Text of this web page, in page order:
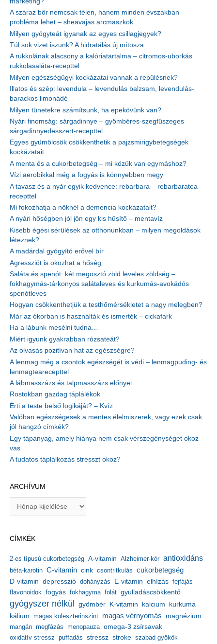
A száraz bőr nemcsak télen, hanem minden évszakban
probléma lehet – sheavajas arcmaszkok
Milyen gyógyteát igyanak az egyes csillagjegyek?
Túl sok vizet iszunk? A hidratálás új mítosza
A rukkolának alacsony a kalóriatartalma – citromos-uborkás
rukkolasaláta-recepttel
Milyen egészségügyi kockázatai vannak a repülésnek?
Illatos és szép: levendula – levendulás balzsam, levendulás-
barackos limonádé
Milyen tünetekre számítsunk, ha epekövünk van?
Nyári finomság: sárgadinnye – gyömbéres-szegfűszeges
sárgadinnyedesszert-recepttel
Egyes gyümölcsök csökkenthetik a pajzsmirigybetegségek
kockázatait
A menta és a cukorbetegség – mi közük van egymáshoz?
Vízi aerobikkal még a fogyás is könnyebben megy
A tavasz és a nyár egyik kedvence: rebarbara – rebarbaratea-
recepttel
Mi fokozhatja a nőknél a demencia kockázatait?
A nyári hőségben jól jön egy kis hűsítő – mentavíz
Kisebb égési sérülések az otthonunkban – milyen megoldások
léteznek?
A madárdal gyógyító erővel bír
Agressziót is okozhat a hőség
Saláta és spenót: két megosztó zöld leveles zöldség –
fokhagymás-tárkonyos salátaleves és kurkumás-avokádós
spenótleves
Hogyan csökkenthetjük a testhőmérsékletet a nagy melegben?
Már az ókorban is használták és ismerték – cickafark
Ha a lábunk mesélni tudna…
Miért igyunk gyakrabban rózsateát?
Az olvasás pozitívan hat az egészségre?
A lenmag még a csontok egészségét is védi – lenmagpuding- és
lenmagtearecepttel
A lábmasszázs és talpmasszázs előnyei
Rostokban gazdag táplálékok
Érti a teste belső logikáját? – Kvíz
Valóban egészségesek a mentes élelmiszerek, vagy ezek csak
jól hangzó címkék?
Egy tápanyag, amely hiánya nem csak vérszegénységet okoz –
vas
A tudatos táplálkozás stresszt okoz?
ARCHÍVUM
í
u
m
CÍMKÉK
2-es típusú cukorbetegség A-vitamin Alzheimer-kór antioxidáns
béta-karotin C-vitamin cink csontritkulás cukorbetegség
D-vitamin depresszió dohányzás E-vitamin elhízás fejfájás
flavonoidok fogyás fokhagyma folát gyulladáscsökkentő
gyógyszer nélkül gyömbér K-vitamin kalcium kurkuma
kálium magas koleszterinszint magas vérnyomás magnézium
mangán megfázás menopauza omega-3 zsírsavak
oxidatív stressz puffadás stressz stroke szabad gyökök